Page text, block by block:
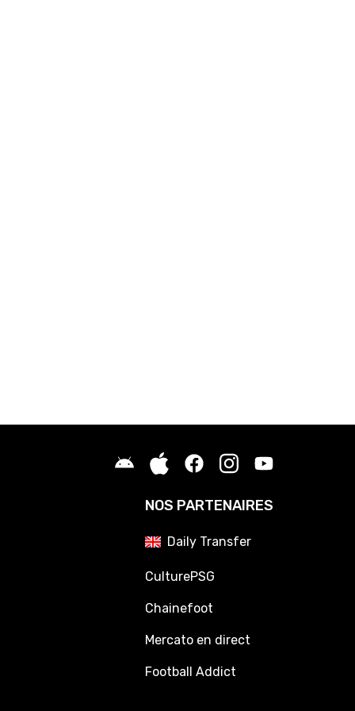
NOS PARTENAIRES
Daily Transfer
CulturePSG
Chainefoot
Mercato en direct
Football Addict